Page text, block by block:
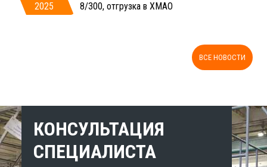
2025
8/300, отгрузка в ХМАО
ВСЕ НОВОСТИ
КОНСУЛЬТАЦИЯ
СПЕЦИАЛИСТА